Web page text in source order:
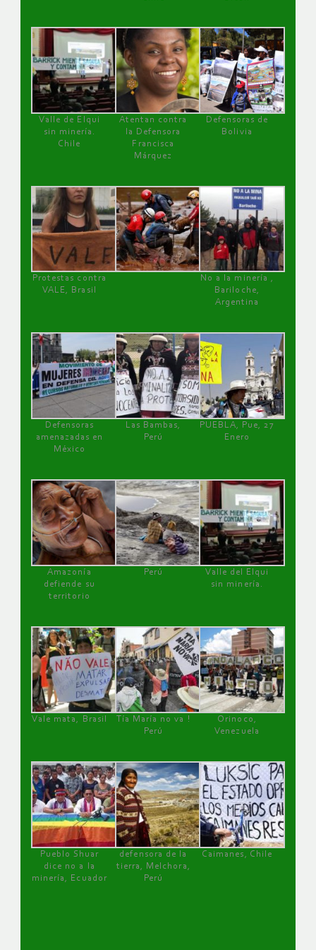
Valle de Elqui
sin minería.
Chile
Atentan contra
la Defensora
Francisca
Márquez
Defensoras de
Bolivia
Protestas contra
VALE, Brasil
No a la minería ,
Bariloche,
Argentina
Defensoras
amenazadas en
México
Las Bambas,
Perú
PUEBLA, Pue, 27
Enero
Amazonía
defiende su
territorio
Perú
Valle del Elqui
sin minería.
Vale mata, Brasil
Tía María no va !
Perú
Orinoco,
Venezuela
Pueblo Shuar
dice no a la
minería, Ecuador
defensora de la
tierra, Melchora,
Perú
Caimanes, Chile